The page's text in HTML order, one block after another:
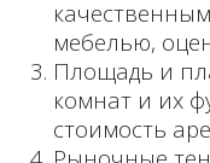
мебелью,
Площадь и
комнат и их
стоимость